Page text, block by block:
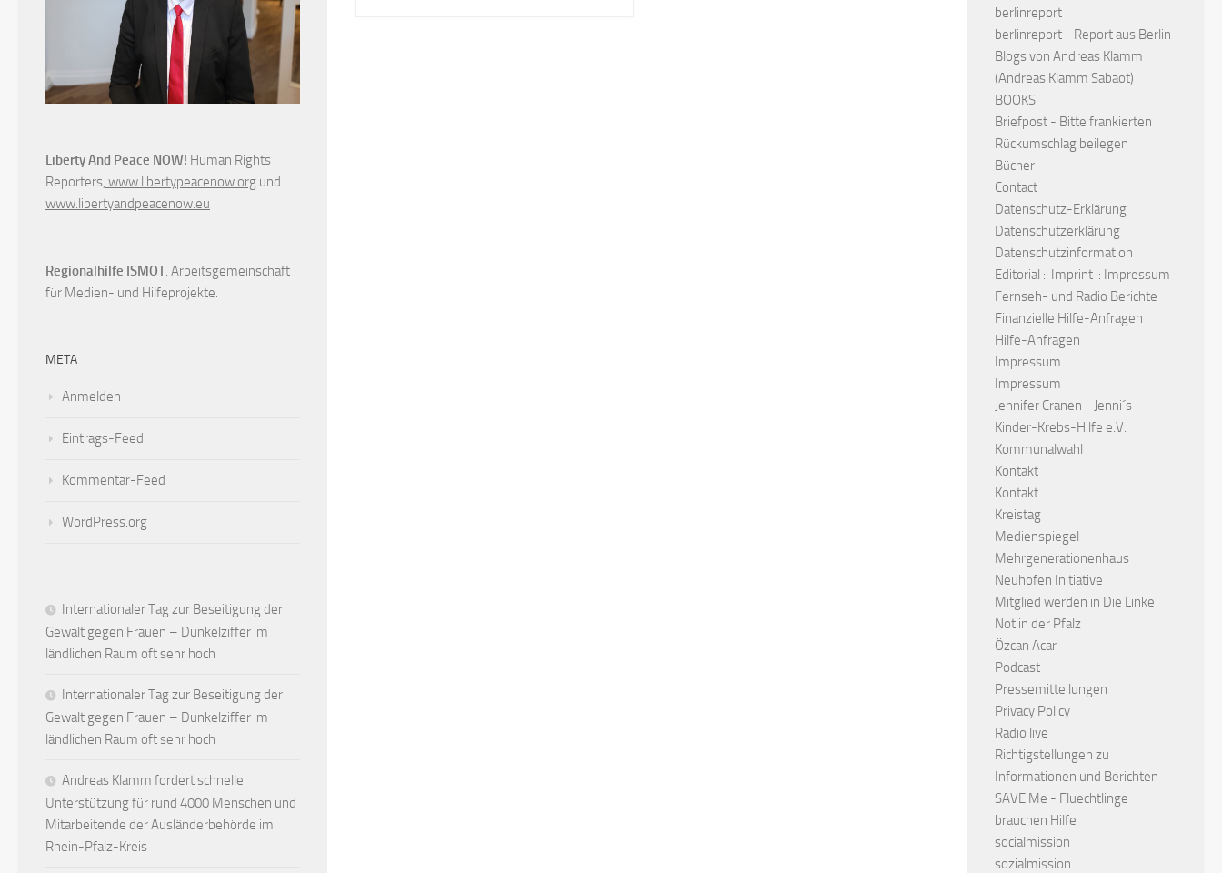
Liberty And Peace NOW! Human Rights
Reporters, www.libertypeacenow.org und
www.libertyandpeacenow.eu
Regionalhilfe ISMOT. Arbeitsgemeinschaft
für Medien- und Hilfeprojekte.
META
Anmelden
Eintrags-Feed
Kommentar-Feed
WordPress.org
Internationaler Tag zur Beseitigung der
Gewalt gegen Frauen – Dunkelziffer im
ländlichen Raum oft sehr hoch
Internationaler Tag zur Beseitigung der
Gewalt gegen Frauen – Dunkelziffer im
ländlichen Raum oft sehr hoch
Andreas Klamm fordert schnelle
Unterstützung für rund 4000 Menschen und
Mitarbeitende der Ausländerbehörde im
Rhein-Pfalz-Kreis
berlinreport
berlinreport - Report aus Berlin
Blogs von Andreas Klamm
(Andreas Klamm Sabaot)
BOOKS
Briefpost - Bitte frankierten
Rückumschlag beilegen
Bücher
Contact
Datenschutz-Erklärung
Datenschutzerklärung
Datenschutzinformation
Editorial :: Imprint :: Impressum
Fernseh- und Radio Berichte
Finanzielle Hilfe-Anfragen
Hilfe-Anfragen
Impressum
Impressum
Jennifer Cranen - Jenni´s
Kinder-Krebs-Hilfe e.V.
Kommunalwahl
Kontakt
Kontakt
Kreistag
Medienspiegel
Mehrgenerationenhaus
Neuhofen Initiative
Mitglied werden in Die Linke
Not in der Pfalz
Özcan Acar
Podcast
Pressemitteilungen
Privacy Policy
Radio live
Richtigstellungen zu
Informationen und Berichten
SAVE Me - Fluechtlinge
brauchen Hilfe
socialmission
sozialmission